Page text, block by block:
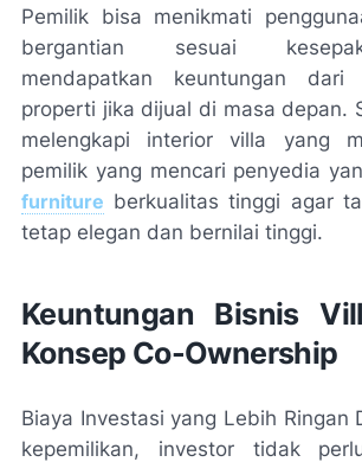
Pemilik bisa menikmati
bergantian sesuai
mendapatkan keuntungan dari
properti jika dijual di masa depan.
melengkapi interior villa yang
pemilik yang mencari penyedia
furniture berkualitas tinggi agar
tetap elegan dan bernilai tinggi.
Keuntungan Bisnis
Konsep Co-Ownership
Biaya Investasi yang Lebih Ringan
kepemilikan, investor tidak